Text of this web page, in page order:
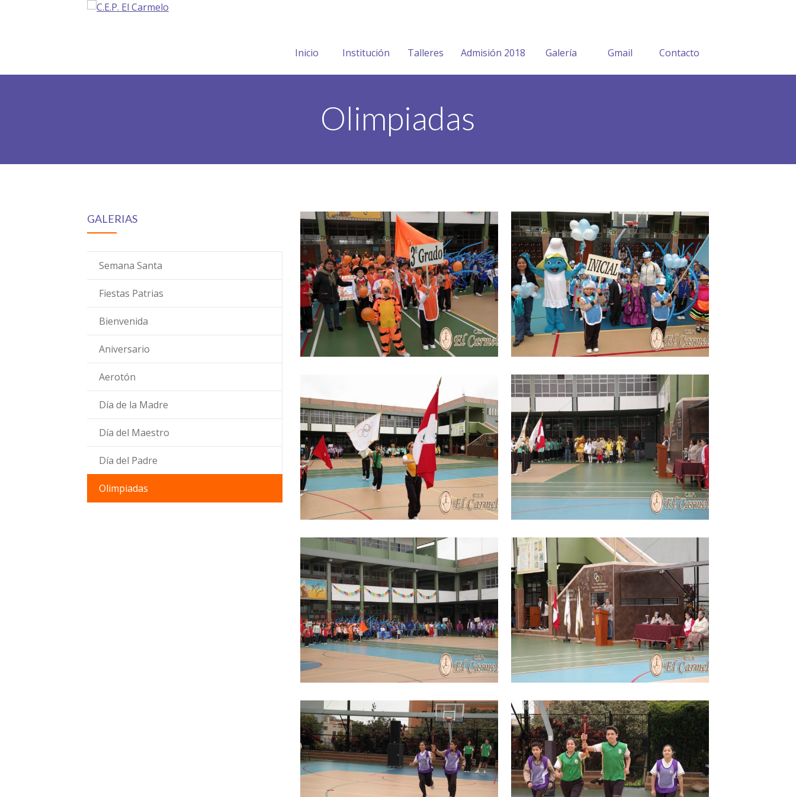
Inicio Institución Talleres Admisión 2018 Galería Gmail Contacto
Olimpiadas
GALERIAS
Semana Santa
Fiestas Patrias
Bienvenida
Aniversario
Aerotón
Día de la Madre
Día del Maestro
Día del Padre
Olimpiadas